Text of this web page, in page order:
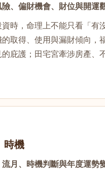
、偏財機會、財位與開運
時，命理上不能只看「有
取得、使用與漏財傾向，
庇護；田宅宮牽涉房產
時機
月、時機判斷與年度運勢